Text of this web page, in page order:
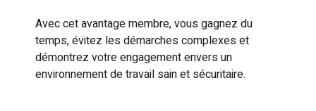
Avec cet avantage membre, vous gagnez du
temps, évitez les démarches complexes et
démontrez votre engagement envers un
environnement de travail sain et sécuritaire.